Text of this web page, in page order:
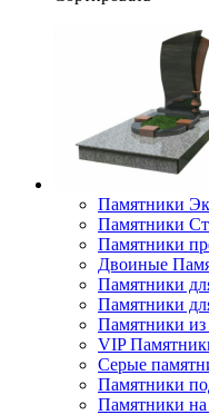
Памятники
Памятники
Памятники
Двоиные
Памятники
Памятники
Памятники из
VIP
Серые
Памятники
Памятники